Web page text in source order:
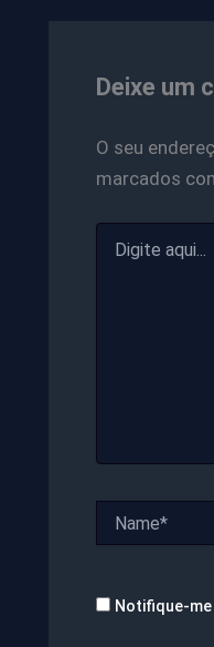
Deixe um
O seu
marcados
aqui...
Notifique-